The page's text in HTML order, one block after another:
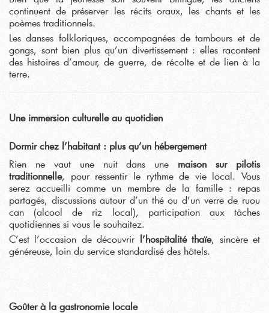
continuent de préserver les récits oraux, les chants et les
poèmes traditionnels.
Les danses folkloriques, accompagnées de tambours et de
gongs, sont bien plus qu’un divertissement : elles racontent
des histoires d’amour, de guerre, de récolte et de lien à la
terre.
Une immersion culturelle au quotidien
Dormir chez l’habitant : plus qu’un hébergement
Rien ne vaut une nuit dans une maison sur pilotis
traditionnelle, pour ressentir le rythme de vie local. Vous
serez accueilli comme un membre de la famille : repas
partagés, discussions autour d’un thé ou d’un verre de ruou
can (alcool de riz local), participation aux tâches
quotidiennes si vous le souhaitez.
C’est l’occasion de découvrir l’hospitalité thaïe, sincère et
généreuse, loin du service standardisé des hôtels.
Goûter à la gastronomie locale